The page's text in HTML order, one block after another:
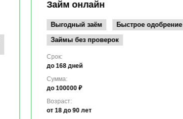
Займ онлайн
Выгодный заём
Быстрое одобрение
Займы без проверок
Срок:
до 168 дней
Сумма:
до 100000 ₽
Возраст:
от 18 до 90 лет